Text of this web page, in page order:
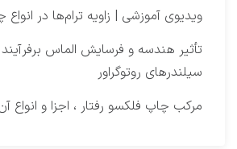
ویدیوی آموزشی | زاویه ترام‌ها در انواع
تأثیر هندسه و فرسایش الماس
سیلندرهای روتوگراور
مرکب چاپ فلکسو رفتار ، اجزا و انواع